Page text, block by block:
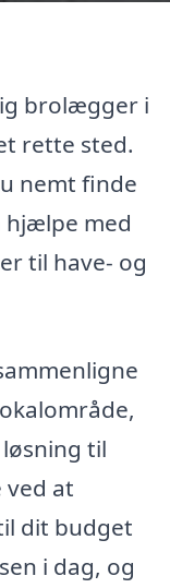
brolægger i
rette sted.
nemt finde
hjælpe med
til have- og
til
ved at
dit budget
i dag, og